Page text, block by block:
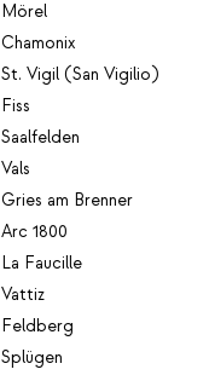
Mörel
Chamonix
St. Vigil (San Vigilio)
Fiss
Saalfelden
Vals
Gries am Brenner
Arc 1800
La Faucille
Vattiz
Feldberg
Splügen